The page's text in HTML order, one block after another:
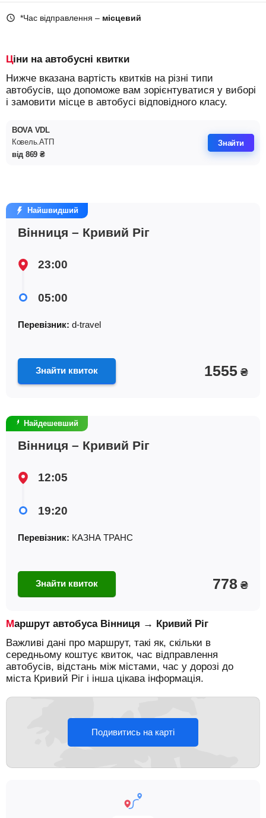
*Час відправлення – місцевий
Ціни на автобусні квитки
Нижче вказана вартість квитків на різні типи
автобусів, що допоможе вам зорієнтуватися у виборі
і замовити місце в автобусі відповідного класу.
BOVA VDL
Ковель.АТП
від 869 ₴
Знайти
Найшвидший
Вінниця – Кривий Ріг
23:00
05:00
Перевізник: d-travel
Знайти квиток 1555 ₴
Найдешевший
Вінниця – Кривий Ріг
12:05
19:20
Перевізник: КАЗНА ТРАНС
Знайти квиток 778 ₴
Маршрут автобуса Вінниця → Кривий Ріг
Важливі дані про маршрут, такі як, скільки в
середньому коштує квиток, час відправлення
автобусів, відстань між містами, час у дорозі до
міста Кривий Ріг і інша цікава інформація.
Подивитись на карті